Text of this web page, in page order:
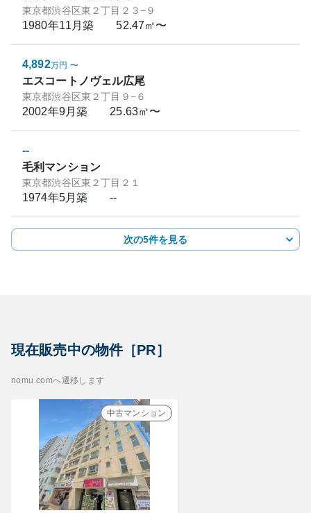
東京都渋谷区東２丁目２３−９
1980年11月築 52.47㎡〜
4,892万円 〜
エスコートノヴェル広尾
東京都渋谷区東２丁目９−６
2002年9月築 25.63㎡〜
--
毛利マンション
東京都渋谷区東２丁目２１
1974年5月築 --
次の5件を見る
現在販売中の物件［PR］
nomu.comへ遷移します
中古マンション